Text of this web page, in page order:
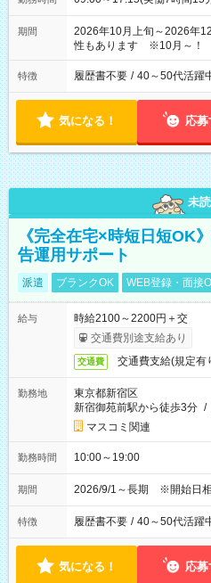
期間
2026年10月上旬～2026年
性もあります ※10月～！
特徴 履歴書不要 / 40～50代活躍
気になる！ 応募
未読
《完全在宅×時短日短OK
告運用サポート
派遣 ブランクOK WEB登録・面接
給与
時給2100～2200円＋交
交通費別途支給あり
交通費 交通費支給(規定有
勤務地
東京都新宿区
新宿御苑前駅から徒歩3分 /
マスコミ関連
勤務時間 10:00～19:00
期間 2026/9/1～長期 ※開始日
特徴 履歴書不要 / 40～50代活躍
気になる！ 応募